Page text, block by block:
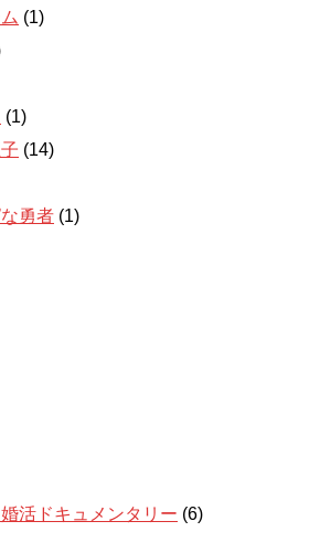
(1)
(1)
(14)
勇者 (1)
活ドキュメンタリー (6)